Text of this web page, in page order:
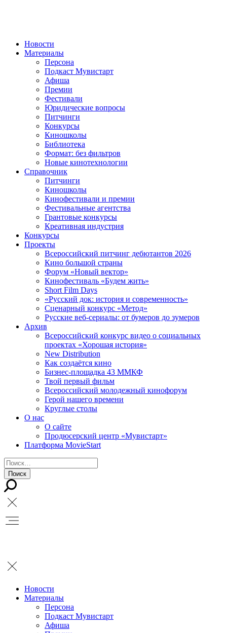
Новости
Материалы
Персона
Подкаст Мувистарт
Афиша
Премии
Фестивали
Юридические вопросы
Питчинги
Конкурсы
Киношколы
Библиотека
Формат: без фильтров
Новые кинотехнологии
Справочник
Питчинги
Киношколы
Кинофестивали и премии
Фестивальные агентства
Грантовые конкурсы
Креативная индустрия
Конкурсы
Проекты
Всероссийский питчинг дебютантов 2026
Кино большой страны
Форум «Новый вектор»
Кинофестиваль «Будем жить»
Short Film Days
«Русский док: история и современность»
Сценарный конкурс «Метод»
Русские веб-сериалы: от бумеров до зумеров
Архив
Всероссийский конкурс видео о социальных
проектах «Хорошая история»
New Distribution
Как создаётся кино
Бизнес-площадка 43 ММКФ
Твой первый фильм
Всероссийский молодежный кинофорум
Герой нашего времени
Круглые столы
О нас
О сайте
Продюсерский центр «Мувистарт»
Платформа MovieStart
Новости
Материалы
Персона
Подкаст Мувистарт
Афиша